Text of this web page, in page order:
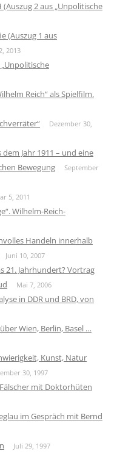
2 aus „Unpolitische
(Auszug 1 aus
2013
Reich“ als Spielfilm.
Dezember 30,
Jahr 1911 – und eine
Bewegung
September
5, 2011
Wilhelm-Reich-
Handeln innerhalb
Juni 10, 2007
21. Jahrhundert? Vortrag
Mai 7, 2006
in DDR und BRD, von
Wien, Berlin, Basel …
Kunst, Natur
30, 1997
mit Doktorhüten
im Gespräch mit Bernd
Juli 29, 1997